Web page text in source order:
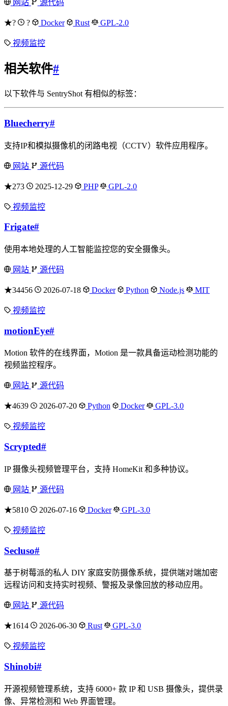
网站 源代码
★? ? Docker Rust GPL-2.0
视频监控
相关软件#
以下软件与 SentryShot 有相似的标签：
Bluecherry#
支持IP和模拟摄像机的闭路电视（CCTV）软件应用程序。
网站 源代码
★273 2025-12-29 PHP GPL-2.0
视频监控
Frigate#
使用本地处理的人工智能监控您的安全摄像头。
网站 源代码
★34456 2026-07-18 Docker Python Node.js MIT
视频监控
motionEye#
Motion 软件的在线界面，Motion 是一款具备运动检测功能的
视频监控程序。
网站 源代码
★4639 2026-07-20 Python Docker GPL-3.0
视频监控
Scrypted#
IP 摄像头视频管理平台，支持 HomeKit 和多种协议。
网站 源代码
★5810 2026-07-16 Docker GPL-3.0
视频监控
Secluso#
基于树莓派的私人 DIY 家庭安防摄像系统，提供端对端加密
远程访问和支持实时视频、警报及录像回放的移动应用。
网站 源代码
★1614 2026-06-30 Rust GPL-3.0
视频监控
Shinobi#
开源视频管理系统，支持 6000+ 款 IP 和 USB 摄像头，提供录
像、异常检测和 Web 界面管理。